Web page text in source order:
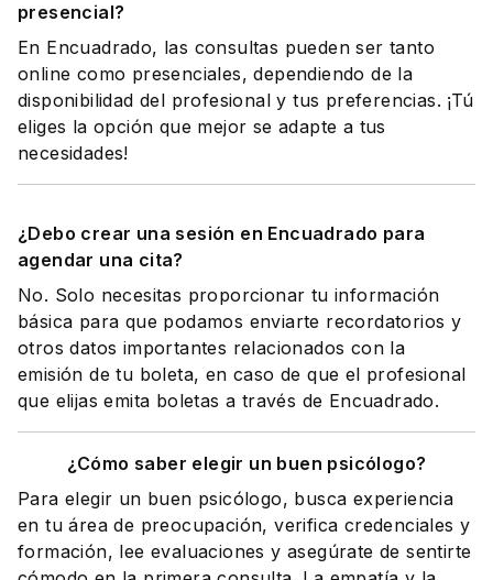
presencial?
En Encuadrado, las consultas pueden ser tanto
online como presenciales, dependiendo de la
disponibilidad del profesional y tus preferencias. ¡Tú
eliges la opción que mejor se adapte a tus
necesidades!
¿Debo crear una sesión en Encuadrado para
agendar una cita?
No. Solo necesitas proporcionar tu información
básica para que podamos enviarte recordatorios y
otros datos importantes relacionados con la
emisión de tu boleta, en caso de que el profesional
que elijas emita boletas a través de Encuadrado.
¿Cómo saber elegir un buen psicólogo?
Para elegir un buen psicólogo, busca experiencia
en tu área de preocupación, verifica credenciales y
formación, lee evaluaciones y asegúrate de sentirte